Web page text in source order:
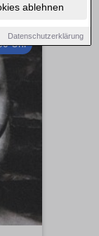
ablehnen
Datenschutzerklärung
Uhr